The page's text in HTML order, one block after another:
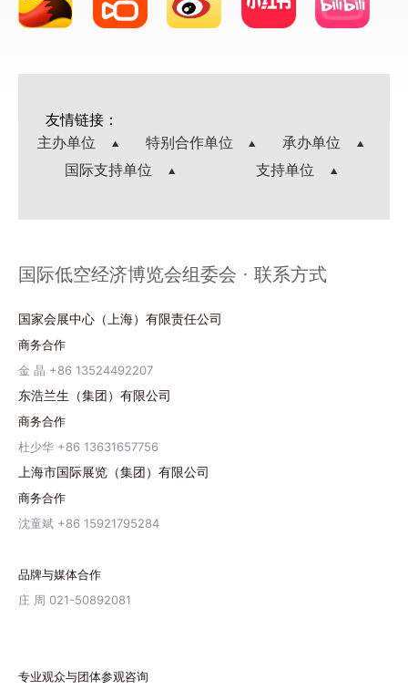
友情链接：
主办单位
特别合作单位
承办单位
国际支持单位
支持单位
国际低空经济博览会组委会 · 联系方式
国家会展中心（上海）有限责任公司
商务合作
金 晶 +86 13524492207
东浩兰生（集团）有限公司
商务合作
杜少华 +86 13631657756
上海市国际展览（集团）有限公司
商务合作
沈童斌 +86 15921795284
品牌与媒体合作
庄 周 021-50892081
专业观众与团体参观咨询